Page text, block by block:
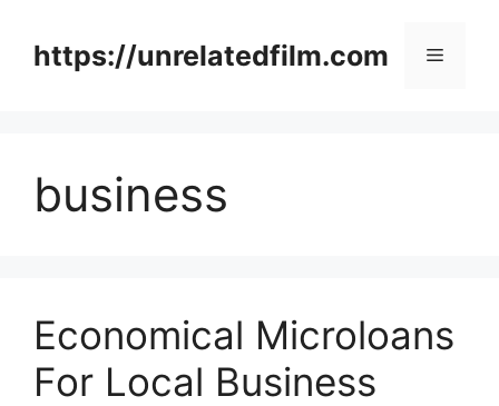
contenthttps://unrelatedfilm.com Menu
business
Economical Microloans
For Local Business